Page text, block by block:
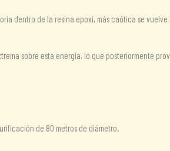
dentro de la resina epoxi, más caótica se
sobre esta energía, lo que posteriormente
de 80 metros de diámetro.